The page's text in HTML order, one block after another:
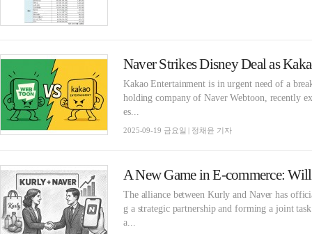
Naver Strikes Disney Deal as
Kakao Entertainment is in urgent need of a
holding company of Naver Webtoon, recently
es...
2025-09-19 금요일 | 정채윤 기자
The alliance between Kurly and Naver has
g a strategic partnership and forming a joint
a...